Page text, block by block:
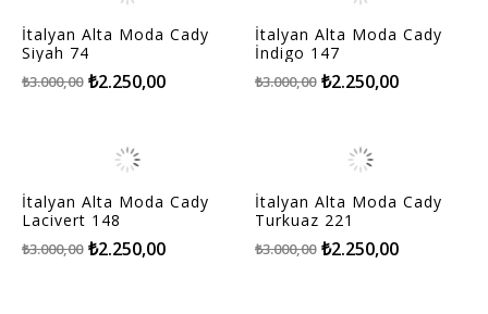
İtalyan Alta Moda Cady
Siyah 74
₺2.250,00
₺3.000,00
İtalyan Alta Moda Cady
İndigo 147
₺2.250,00
₺3.000,00
İtalyan Alta Moda Cady
Lacivert 148
₺2.250,00
₺3.000,00
İtalyan Alta Moda Cady
Turkuaz 221
₺2.250,00
₺3.000,00